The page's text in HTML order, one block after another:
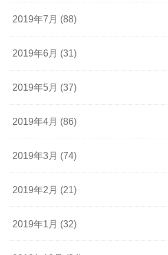
2019年7月 (88)
2019年6月 (31)
2019年5月 (37)
2019年4月 (86)
2019年3月 (74)
2019年2月 (21)
2019年1月 (32)